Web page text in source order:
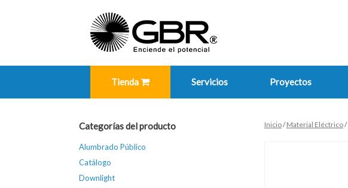
Tienda Servicios Proyectos
Inicio/Material Eléctrico/
Categorías del producto
Alumbrado Público
Catálogo
Downlight